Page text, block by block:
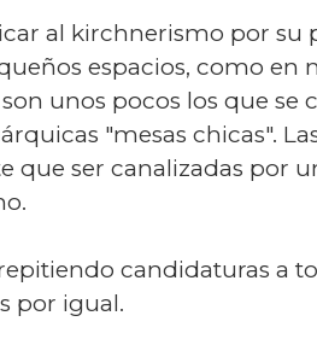
al kirchnerismo por su
espacios, como en
unos pocos los que se
"mesas chicas".
que ser canalizadas por
candidaturas a
por igual.